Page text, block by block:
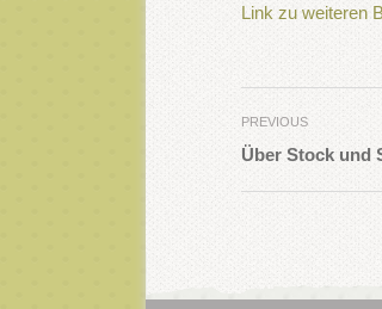
Link zu weiteren
PREVIOUS
Über Stock und